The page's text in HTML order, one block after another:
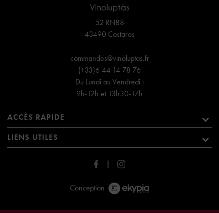
52 RN88
43490 Costaros
commandes@vinoluptas.fr
(+33)6 44 14 78 76
Du Lundi au Vendredi :
9h-12h et 13h30-17h
ACCÈS RAPIDE
LIENS UTILES
Conception